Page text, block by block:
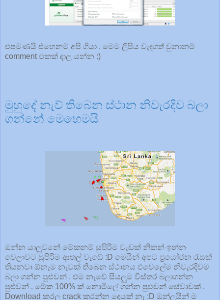
එපමණයි එහෙනම් අපි ගියා . මෙම ලිපිය වැදගත් වුනානම්
comment එකක් දාල යන්න :)
මුහුදේ නැව් තිබෙන ස්ථාන නිවැරදිව බලා
ගන්නේ මෙහෙමයි
ඔන්න යාලුවනේ මේකනම් සුපිරිම වැඩක් නිකන් ඉන්න
වෙලාවට සුපිරිම ආතල් වැඩේ :D මෙයින් අපට ප්‍රයෝජන රැසක්
තියනවා ඕනෑම නැවක් තිබෙන ස්ථානය එවෙලේම නිවැරදිවම
බලා ගන්න පුළුවන් . එම නැවේ සියලුම විස්තර බලාගන්න
පුළුවන් . මේක 100% ක් නොමිලේ ගන්න පුළුවන් සේවාවක් .
Download කරල crack කරන්න දෙයක් නැ :D ඔන්ලයින් ම